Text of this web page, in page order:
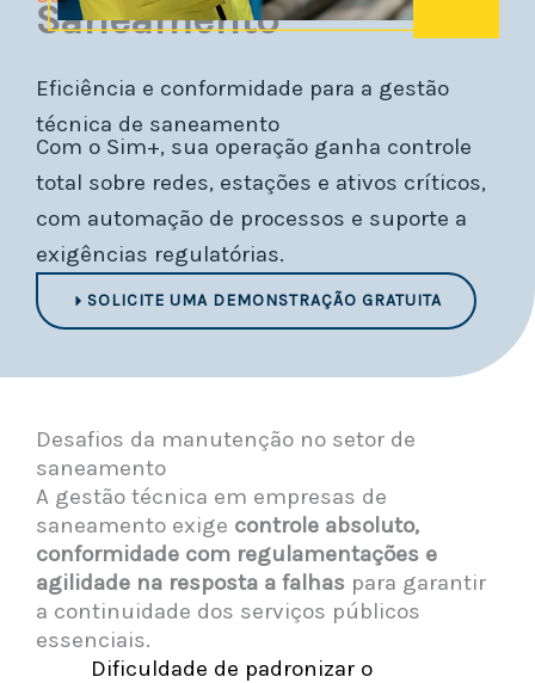
Saneamento
Eficiência e conformidade para a gestão
técnica de saneamento
Com o Sim+, sua operação ganha controle
total sobre redes, estações e ativos críticos,
com automação de processos e suporte a
exigências regulatórias.
SOLICITE UMA DEMONSTRAÇÃO GRATUITA
Desafios da manutenção no setor de
saneamento
A gestão técnica em empresas de
saneamento exige controle absoluto,
conformidade com regulamentações e
agilidade na resposta a falhas para garantir
a continuidade dos serviços públicos
essenciais.
Dificuldade de padronizar o